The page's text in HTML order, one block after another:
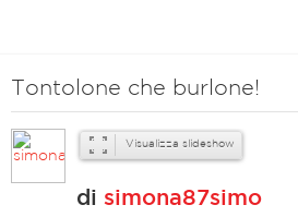
Tontolone che burlone!
Visualizza slideshow
di simona87simo